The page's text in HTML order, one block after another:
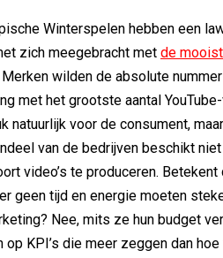
Winterspelen hebben een
zich meegebracht met de
Merken wilden de absolute
met het grootste aantal
natuurlijk voor de consument,
van de bedrijven beschikt
video’s te produceren.
geen tijd en energie moeten
Nee, mits ze hun budget
op KPI’s die meer zeggen dan